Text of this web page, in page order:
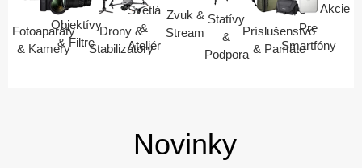
Fotoaparáty
& Kamery
Objektívy
& Filtre
Drony &
Stabilizátory
Svetlá
&
Ateliér
Zvuk &
Stream
Statívy
&
Podpora
Príslušenstvo
& Pamäte
Pre
Smartfóny
Akcie
Novinky